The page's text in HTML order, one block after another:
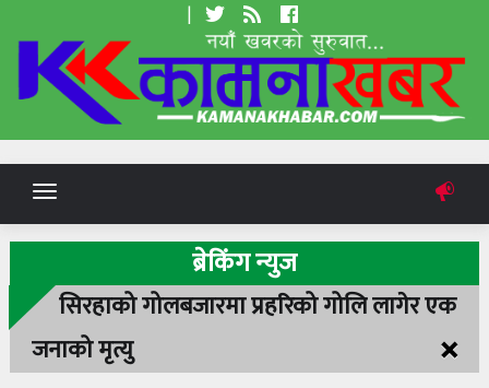
|
Toggle
navigation
ब्रेकिंग न्युज
सिरहाको गोलबजारमा प्रहरिको गोलि लागेर एक
जनाको मृत्यु
×